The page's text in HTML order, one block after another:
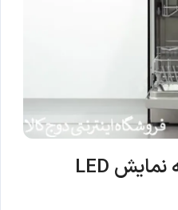
کنترل لمسی و صفحه نمایش LED